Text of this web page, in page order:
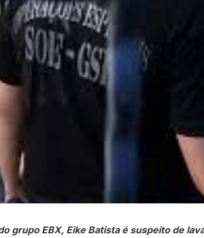
grupo EBX, Eike Batista é suspeito de